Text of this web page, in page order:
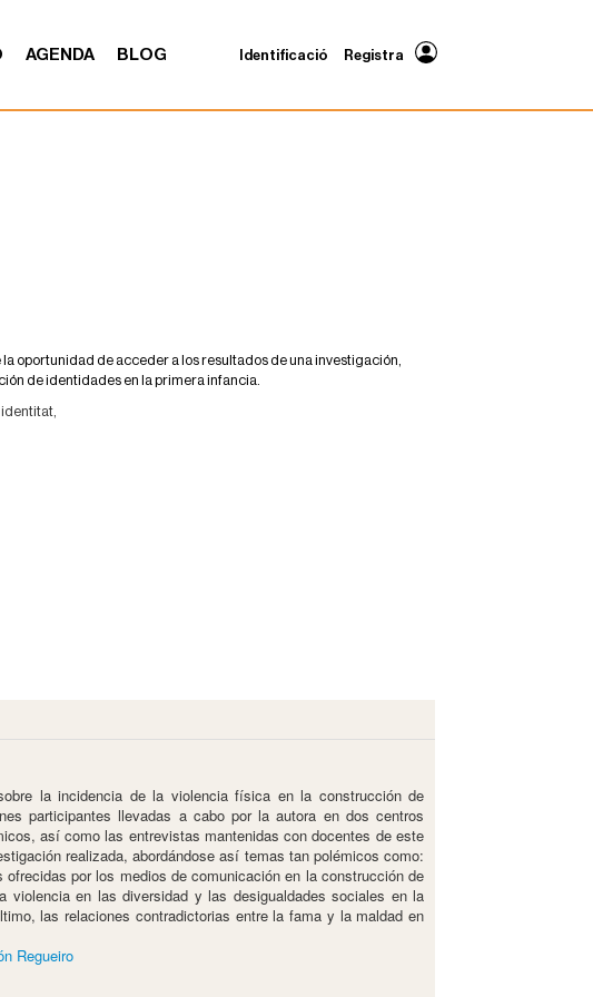
AGENDA BLOG Identificació Registra
oportunidad de acceder a los resultados de una investigación,
de identidades en la primera infancia.
la incidencia de la violencia física en la construcción de
participantes llevadas a cabo por la autora en dos centros
así como las entrevistas mantenidas con docentes de este
realizada, abordándose así temas tan polémicos como:
por los medios de comunicación en la construcción de
en las diversidad y las desigualdades sociales en la
las relaciones contradictorias entre la fama y la maldad en
Regueiro